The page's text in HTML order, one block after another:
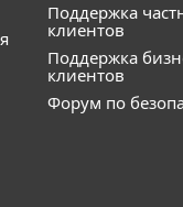
Поддержка
клиентов
Поддержка
клиентов
Форум по